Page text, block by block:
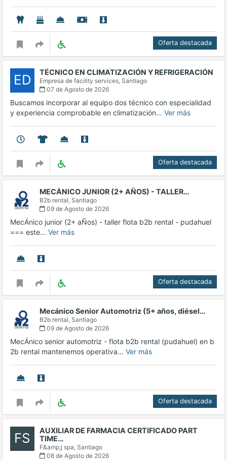
Oferta destacada
ED TÉCNICO EN CLIMATIZACIÓN Y REFRIGERACIÓN
Empresa de facility services, Santiago
07 de Agosto de 2026
Buscamos incorporar al equipo dos técnico con especialidad
y experiencia comprobable en climatización… Ver más
Oferta destacada
MECÁNICO JUNIOR (2+ AÑOS) - TALLER…
B2b rental, Santiago
09 de Agosto de 2026
MecÁnico junior (2+ aÑos) - taller flota b2b rental - pudahuel
=== este… Ver más
Oferta destacada
Mecánico Senior Automotriz (5+ años, diésel…
B2b rental, Santiago
09 de Agosto de 2026
MecÁnico senior automotriz - flota b2b rental (pudahuel) en b
2b rental mantenemos operativa… Ver más
Oferta destacada
FS
AUXILIAR DE FARMACIA CERTIFICADO PART
TIME…
F&amp;j spa, Santiago
08 de Agosto de 2026